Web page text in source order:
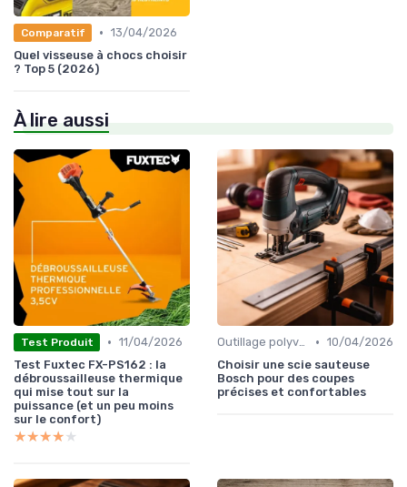
Comparatif • 13/04/2026
Quel visseuse à chocs choisir
? Top 5 (2026)
À lire aussi
Test Produit • 11/04/2026
Test Fuxtec FX-PS162 : la
débroussailleuse thermique
qui mise tout sur la
puissance (et un peu moins
sur le confort)
★★★★★
★★★★★
Outillage polyvalent • 10/04/2026
Choisir une scie sauteuse
Bosch pour des coupes
précises et confortables